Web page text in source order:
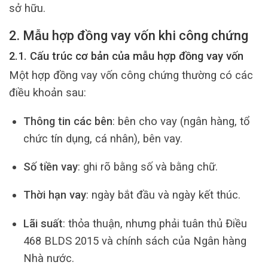
sở hữu.
2. Mẫu hợp đồng vay vốn khi công chứng
2.1. Cấu trúc cơ bản của mẫu hợp đồng vay vốn
Một hợp đồng vay vốn công chứng thường có các
điều khoản sau:
Thông tin các bên: bên cho vay (ngân hàng, tổ
chức tín dụng, cá nhân), bên vay.
Số tiền vay: ghi rõ bằng số và bằng chữ.
Thời hạn vay: ngày bắt đầu và ngày kết thúc.
Lãi suất: thỏa thuận, nhưng phải tuân thủ Điều
468 BLDS 2015 và chính sách của Ngân hàng
Nhà nước.